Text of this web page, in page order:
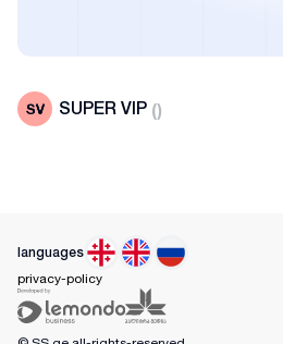
SUPER VIP ()
languages
privacy-policy